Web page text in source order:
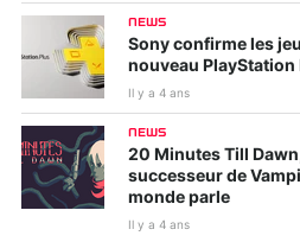
NEWS
Sony confirme les
nouveau PlayStation
Il y a 4 ans
NEWS
20 Minutes Till
successeur de
monde parle
Il y a 4 ans